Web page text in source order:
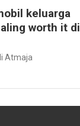
keluarga
worth it di
Atmaja